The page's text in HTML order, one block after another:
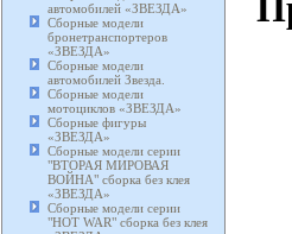
автомобилей «ЗВЕЗДА»
Сборные модели
бронетранспортеров
«ЗВЕЗДА»
Сборные модели
автомобилей Звезда.
Сборные модели
мотоциклов «ЗВЕЗДА»
Сборные фигуры
«ЗВЕЗДА»
Сборные модели серии
"ВТОРАЯ МИРОВАЯ
ВОЙНА" сборка без клея
«ЗВЕЗДА»
Сборные модели серии
"HOT WAR" сборка без клея